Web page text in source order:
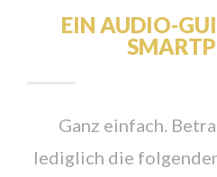
EIN AUDIO-
Ganz einfach.
lediglich die